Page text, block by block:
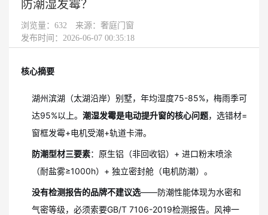
防潮湿发霉？
浏览量： 632
来源：奢庭门窗
发布时间：2026-06-07 00:35:18
核心摘要
湖州滨湖（太湖沿岸）别墅，年均湿度75-85%，梅雨季可
达95%以上。 潮湿发霉是电动提升窗的核心问题，选错材=
窗框发霉+电机受潮+轨道卡滞。
防潮型材三要素：原生铝（非回收铝）+ 进口粉末喷涂
（耐盐雾≥1000h）+ 独立密封舱（电机防潮）。
没有检测报告的品牌不建议选——防潮性能体现为水密和
气密等级，必须索要GB/T 7106-2019检测报告。风神一